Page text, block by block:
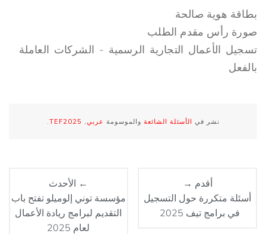
بطاقة هوية صالحة
صورة رأس مقدم الطلب
تسجيل الأعمال التجارية الرسمية - الشركات العاملة
بالفعل
نشر في الأسئلة الشائعة والموسومة عربي,
TEF2025
.
← الأحدث
مؤسسة توني إلوميلو تفتح باب
التقديم لبرامج ريادة الأعمال
لعام 2025
أقدم →
أسئلة متكررة حول التسجيل
في برامج تيف 2025